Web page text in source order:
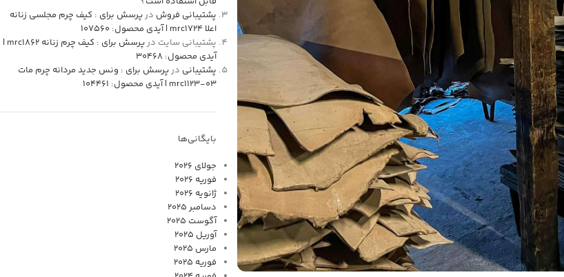
پشتیبانی فروش درپرسش برای : کیف چرم مجلسی زنانه
اعلا mrc1724 | آیدی محصول: 107560
پشتیبانی سایت در
پرسش برای : کیف چرم زنانه mrc1862 |
آیدی محصول: 30468
پشتیبانی درپرسش برای : ونس جدید مردانه چرم مات
mrc1123-03 | آیدی محصول: 104461
بایگانی‌ها
جولای 2026
فوریه 2026
ژانویه 2026
دسامبر 2025
آگوست 2025
آوریل 2025
مارس 2025
فوریه 2025